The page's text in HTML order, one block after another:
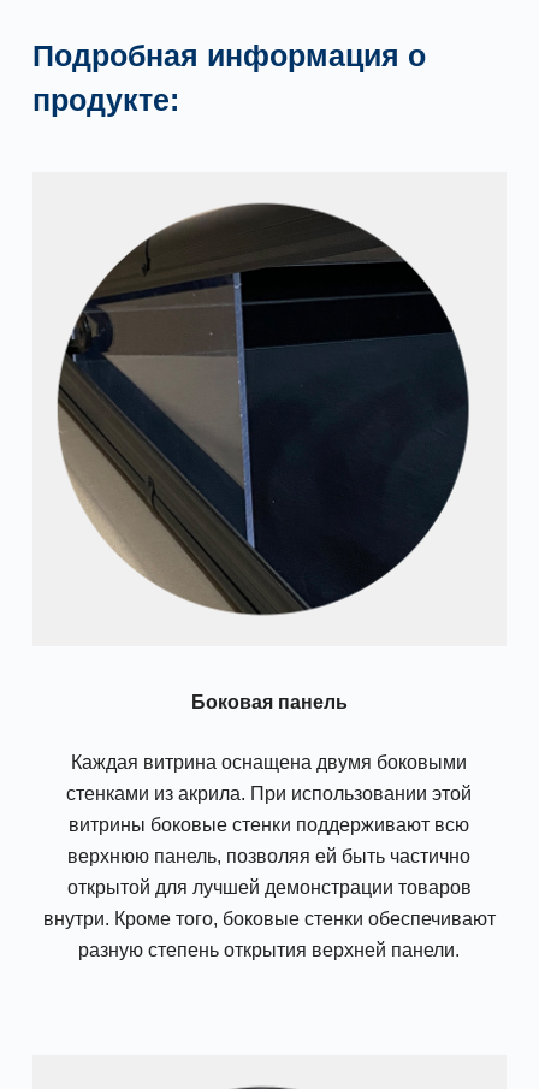
Подробная информация о
продукте:
Боковая панель
Каждая витрина оснащена двумя боковыми
стенками из акрила. При использовании этой
витрины боковые стенки поддерживают всю
верхнюю панель, позволяя ей быть частично
открытой для лучшей демонстрации товаров
внутри. Кроме того, боковые стенки обеспечивают
разную степень открытия верхней панели.